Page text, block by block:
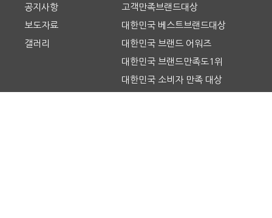
공지사항
보도자료
갤러리
고객만족브랜드대상
대한민국 베스트브랜드대상
대한민국 브랜드 어워즈
대한민국 브랜드만족도1위
대한민국 소비자 만족 대상